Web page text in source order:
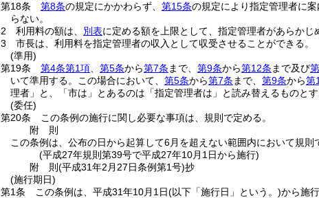
第18条
第8条の規定にかかわらず、 第15条の規定により指定管理者に
らない。
2
利用料の額は、 別表に定める額を上限として、指定管理者があらかじ
3
市長は、利用料を指定管理者の収入として収受させることができる。
(準用)
第19条
第4条第1項 第5条から第7条 まで、 第9条から第12条 まで及び
いて準用する。
この場合において、 第5条から第7条 まで、 第9条から第
理者」と、「市は」とあるのは「指定管理者は」と読み替えるものとす
(委任)
第20条
この条例の施行に関し必要な事項は、規則で定める。
附 則
この条例は、公布の日から起算して6月を超えない範囲内において規則
(平成27年規則第39号で平成27年10月1日から施行)
附 則(平成31年2月27日条例第1号)抄
(施行期日)
第1条
この条例は、平成31年10月1日(以下「施行日」という。)から施行